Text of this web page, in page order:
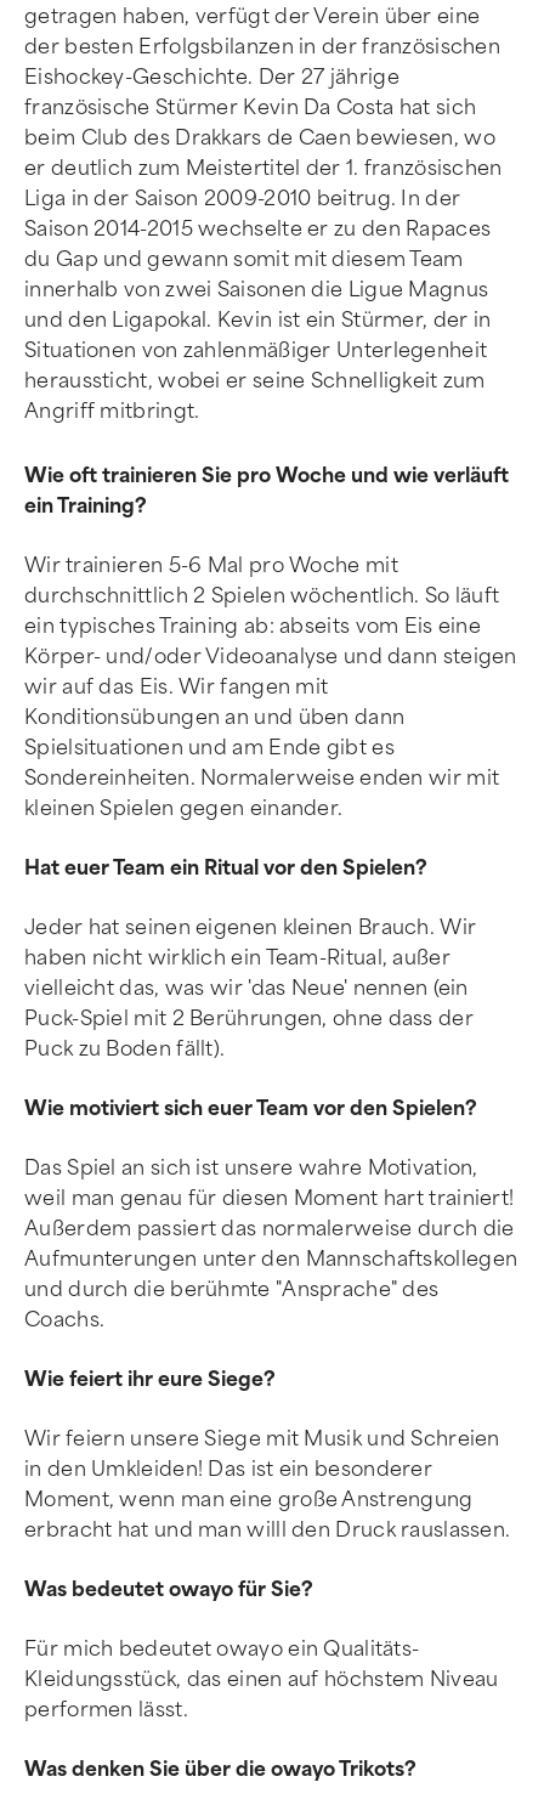
getragen haben, verfügt der Verein über eine
der besten Erfolgsbilanzen in der französischen
Eishockey-Geschichte. Der 27 jährige
französische Stürmer Kevin Da Costa hat sich
beim Club des Drakkars de Caen bewiesen, wo
er deutlich zum Meistertitel der 1. französischen
Liga in der Saison 2009-2010 beitrug. In der
Saison 2014-2015 wechselte er zu den Rapaces
du Gap und gewann somit mit diesem Team
innerhalb von zwei Saisonen die Ligue Magnus
und den Ligapokal. Kevin ist ein Stürmer, der in
Situationen von zahlenmäßiger Unterlegenheit
heraussticht, wobei er seine Schnelligkeit zum
Angriff mitbringt.
Wie oft trainieren Sie pro Woche und wie verläuft
ein Training?
Wir trainieren 5-6 Mal pro Woche mit
durchschnittlich 2 Spielen wöchentlich. So läuft
ein typisches Training ab: abseits vom Eis eine
Körper- und/oder Videoanalyse und dann steigen
wir auf das Eis. Wir fangen mit
Konditionsübungen an und üben dann
Spielsituationen und am Ende gibt es
Sondereinheiten. Normalerweise enden wir mit
kleinen Spielen gegen einander.
Hat euer Team ein Ritual vor den Spielen?
Jeder hat seinen eigenen kleinen Brauch. Wir
haben nicht wirklich ein Team-Ritual, außer
vielleicht das, was wir 'das Neue' nennen (ein
Puck-Spiel mit 2 Berührungen, ohne dass der
Puck zu Boden fällt).
Wie motiviert sich euer Team vor den Spielen?
Das Spiel an sich ist unsere wahre Motivation,
weil man genau für diesen Moment hart trainiert!
Außerdem passiert das normalerweise durch die
Aufmunterungen unter den Mannschaftskollegen
und durch die berühmte "Ansprache" des
Coachs.
Wie feiert ihr eure Siege?
Wir feiern unsere Siege mit Musik und Schreien
in den Umkleiden! Das ist ein besonderer
Moment, wenn man eine große Anstrengung
erbracht hat und man willl den Druck rauslassen.
Was bedeutet owayo für Sie?
Für mich bedeutet owayo ein Qualitäts-
Kleidungsstück, das einen auf höchstem Niveau
performen lässt.
Was denken Sie über die owayo Trikots?